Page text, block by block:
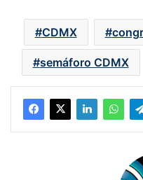
CDMX
semáforo CDMX